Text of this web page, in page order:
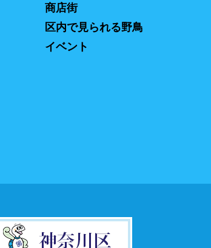
商店街
区内で見られる野鳥
イベント